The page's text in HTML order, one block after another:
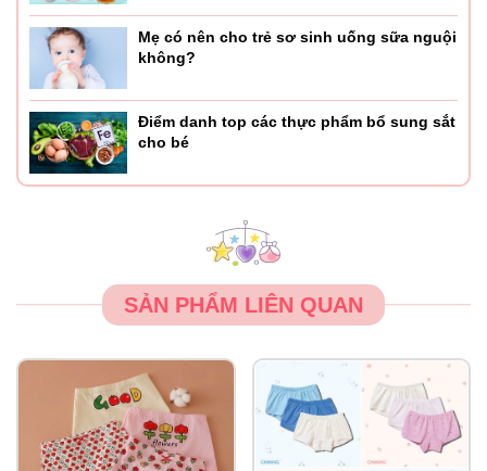
Mẹ có nên cho trẻ sơ sinh uống sữa nguội
không?
Điểm danh top các thực phẩm bổ sung sắt
cho bé
SẢN PHẨM LIÊN QUAN